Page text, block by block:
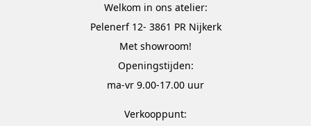
Welkom in ons atelier:
Pelenerf 12- 3861 PR Nijkerk
Met showroom!
Openingstijden:
ma-vr 9.00-17.00 uur
Verkooppunt: